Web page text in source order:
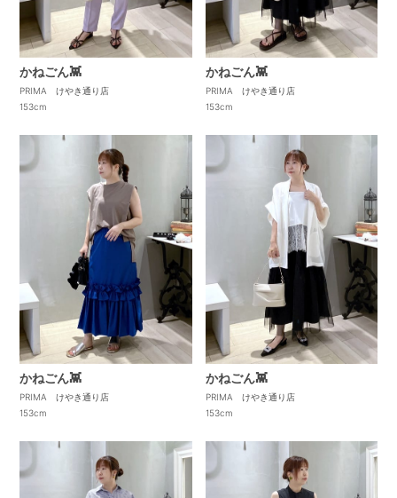
かねごん👾
PRIMA けやき通り店
153cm
かねごん👾
PRIMA けやき通り店
153cm
かねごん👾
PRIMA けやき通り店
153cm
かねごん👾
PRIMA けやき通り店
153cm